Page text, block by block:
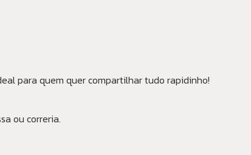
para quem quer compartilhar tudo rapidinho!
ou correria.